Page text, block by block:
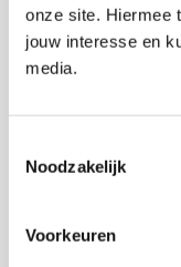
onze site. Hiermee
jouw interesse en
media.
Noodzakelijk
Voorkeuren
Pinlock
Helm materialen